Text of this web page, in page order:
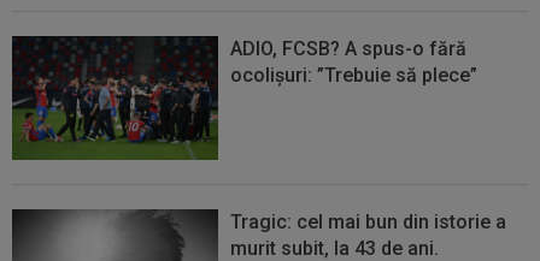
ADIO, FCSB? A spus-o fără
ocolișuri: ”Trebuie să plece”
Tragic: cel mai bun din istorie a
murit subit, la 43 de ani.